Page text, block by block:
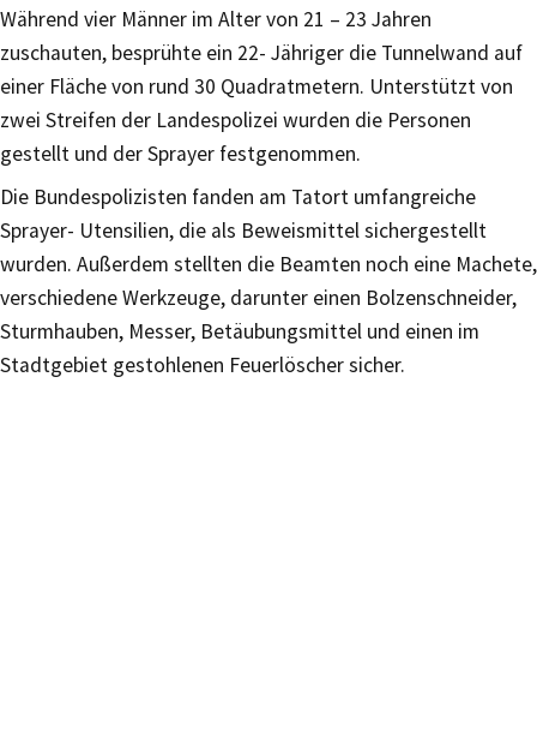
Während vier Männer im Alter von 21 – 23 Jahren
zuschauten, besprühte ein 22- Jähriger die Tunnelwand auf
einer Fläche von rund 30 Quadratmetern. Unterstützt von
zwei Streifen der Landespolizei wurden die Personen
gestellt und der Sprayer festgenommen.
Die Bundespolizisten fanden am Tatort umfangreiche
Sprayer- Utensilien, die als Beweismittel sichergestellt
wurden. Außerdem stellten die Beamten noch eine Machete,
verschiedene Werkzeuge, darunter einen Bolzenschneider,
Sturmhauben, Messer, Betäubungsmittel und einen im
Stadtgebiet gestohlenen Feuerlöscher sicher.